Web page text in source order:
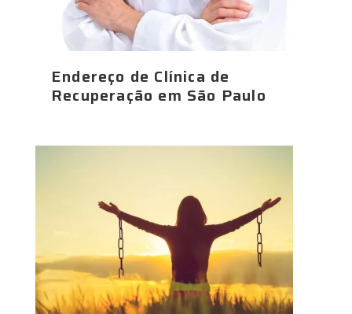
Endereço de Clínica de
Recuperação em São Paulo